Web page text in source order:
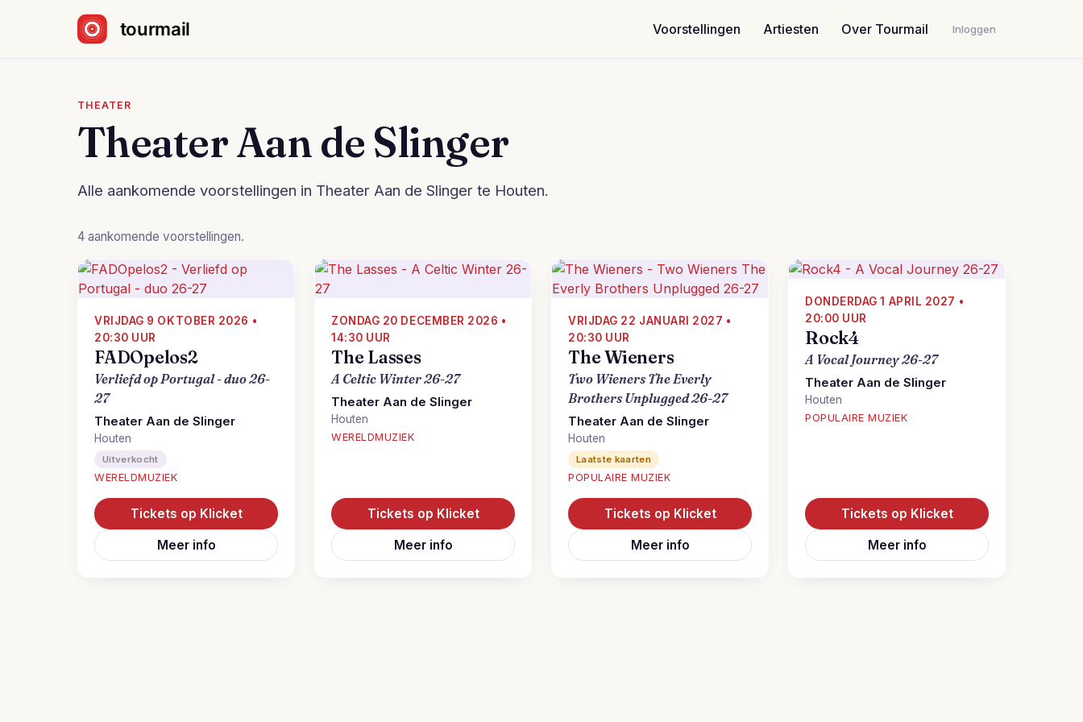
Voorstellingen
Artiesten Over Tourmail Inloggen
THEATER
Theater Aan de Slinger
Alle aankomende voorstellingen in Theater Aan de Slinger te Houten.
4 aankomende voorstellingen.
VRIJDAG 9 OKTOBER 2026 •
20:30 UUR
FADOpelos2
Verliefd op Portugal - duo 26-
27
Theater Aan de Slinger
Houten
Uitverkocht
WERELDMUZIEK
Tickets op Klicket
Meer info
ZONDAG 20 DECEMBER 2026 •
14:30 UUR
The Lasses
A Celtic Winter 26-27
Theater Aan de Slinger
Houten
WERELDMUZIEK
Tickets op Klicket
Meer info
VRIJDAG 22 JANUARI 2027 •
20:30 UUR
The Wieners
Two Wieners The Everly
Brothers Unplugged 26-27
Theater Aan de Slinger
Houten
Laatste kaarten
POPULAIRE MUZIEK
Tickets op Klicket
Meer info
DONDERDAG 1 APRIL 2027 •
20:00 UUR
Rock4
A Vocal Journey 26-27
Theater Aan de Slinger
Houten
POPULAIRE MUZIEK
Tickets op Klicket
Meer info